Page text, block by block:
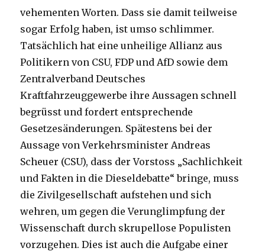
vehementen Worten. Dass sie damit teilweise
sogar Erfolg haben, ist umso schlimmer.
Tatsächlich hat eine unheilige Allianz aus
Politikern von CSU, FDP und AfD sowie dem
Zentralverband Deutsches
Kraftfahrzeuggewerbe ihre Aussagen schnell
begrüsst und fordert entsprechende
Gesetzesänderungen. Spätestens bei der
Aussage von Verkehrsminister Andreas
Scheuer (CSU), dass der Vorstoss „Sachlichkeit
und Fakten in die Dieseldebatte“ bringe, muss
die Zivilgesellschaft aufstehen und sich
wehren, um gegen die Verunglimpfung der
Wissenschaft durch skrupellose Populisten
vorzugehen. Dies ist auch die Aufgabe einer